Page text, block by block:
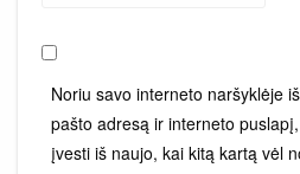
Noriu savo interneto naršyklėje
pašto adresą ir interneto
įvesti iš naujo, kai kitą kartą vėl